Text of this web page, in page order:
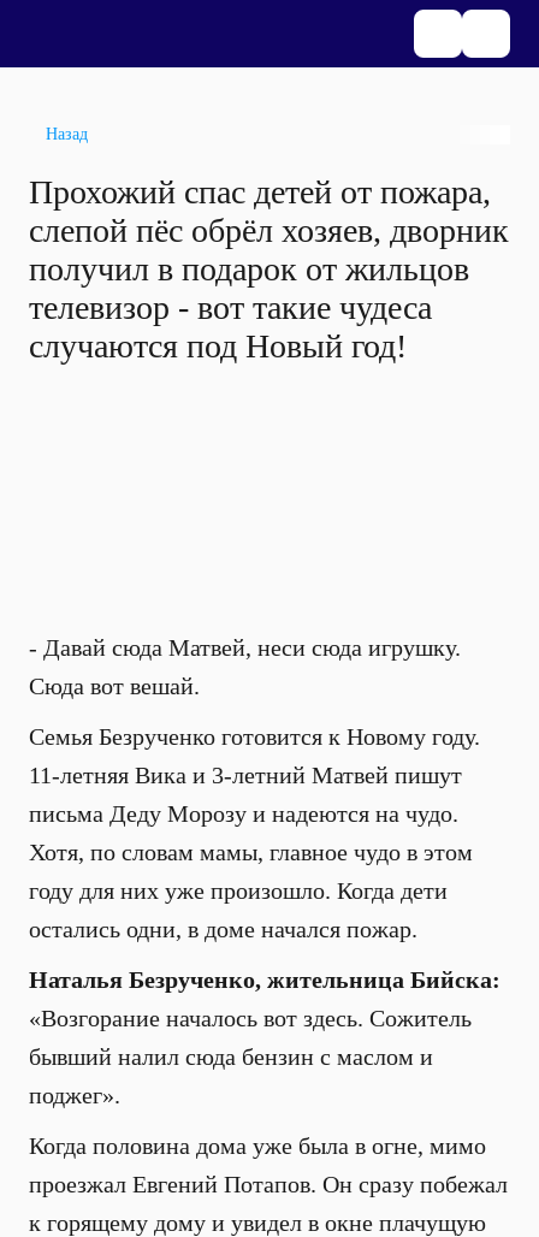
Назад
Прохожий спас детей от пожара,
слепой пёс обрёл хозяев, дворник
получил в подарок от жильцов
телевизор - вот такие чудеса
случаются под Новый год!
- Давай сюда Матвей, неси сюда игрушку.
Сюда вот вешай.
Семья Безрученко готовится к Новому году.
11-летняя Вика и 3-летний Матвей пишут
письма Деду Морозу и надеются на чудо.
Хотя, по словам мамы, главное чудо в этом
году для них уже произошло. Когда дети
остались одни, в доме начался пожар.
Наталья Безрученко, жительница Бийска:
«Возгорание началось вот здесь. Сожитель
бывший налил сюда бензин с маслом и
поджег».
Когда половина дома уже была в огне, мимо
проезжал Евгений Потапов. Он сразу побежал
к горящему дому и увидел в окне плачущую